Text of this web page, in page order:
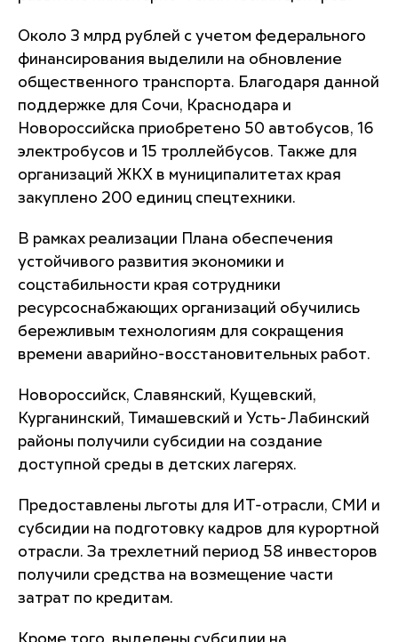
Около 3 млрд рублей с учетом федерального
финансирования выделили на обновление
общественного транспорта. Благодаря данной
поддержке для Сочи, Краснодара и
Новороссийска приобретено 50 автобусов, 16
электробусов и 15 троллейбусов. Также для
организаций ЖКХ в муниципалитетах края
закуплено 200 единиц спецтехники.
В рамках реализации Плана обеспечения
устойчивого развития экономики и
соцстабильности края сотрудники
ресурсоснабжающих организаций обучились
бережливым технологиям для сокращения
времени аварийно-восстановительных работ.
Новороссийск, Славянский, Кущевский,
Курганинский, Тимашевский и Усть-Лабинский
районы получили субсидии на создание
доступной среды в детских лагерях.
Предоставлены льготы для ИТ-отрасли, СМИ и
субсидии на подготовку кадров для курортной
отрасли. За трехлетний период 58 инвесторов
получили средства на возмещение части
затрат по кредитам.